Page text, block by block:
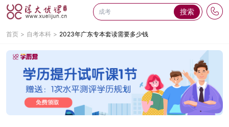
搜索
首页 自考本科 2023年广东专本套读需要多少钱